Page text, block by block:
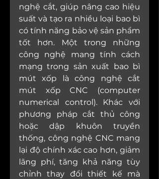
nghệ cắt, giúp nâng cao hiệu
suất và tạo ra nhiều loại bao bì
có tính năng bảo vệ sản phẩm
tốt hơn. Một trong những
công nghệ mang tính cách
mạng trong sản xuất bao bì
mút xốp là công nghệ cắt
mút xốp CNC (computer
numerical control). Khác với
phương pháp cắt thủ công
hoặc dập khuôn truyền
thống, công nghệ CNC mang
lại độ chính xác cao hơn, giảm
lãng phí, tăng khả năng tùy
chỉnh thay đổi thiết kế mà